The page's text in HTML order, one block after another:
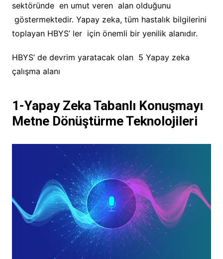
sektöründe en umut veren alan olduğunu
göstermektedir. Yapay zeka, tüm hastalık bilgilerini
toplayan HBYS’ ler için önemli bir yenilik alanıdır.
HBYS’ de devrim yaratacak olan 5 Yapay zeka
çalışma alanı
1-Yapay Zeka Tabanlı Konuşmayı
Metne Dönüştürme Teknolojileri